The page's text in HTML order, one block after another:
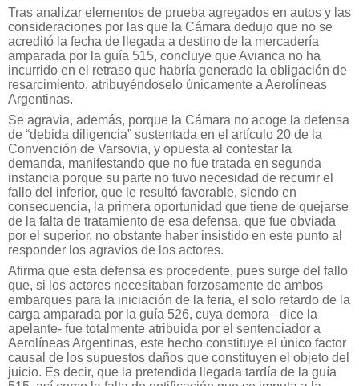
Tras analizar elementos de prueba agregados en autos y las
consideraciones por las que la Cámara dedujo que no se
acreditó la fecha de llegada a destino de la mercadería
amparada por la guía 515, concluye que Avianca no ha
incurrido en el retraso que habría generado la obligación de
resarcimiento, atribuyéndoselo únicamente a Aerolíneas
Argentinas.
Se agravia, además, porque la Cámara no acoge la defensa
de “debida diligencia” sustentada en el artículo 20 de la
Convención de Varsovia, y opuesta al contestar la
demanda, manifestando que no fue tratada en segunda
instancia porque su parte no tuvo necesidad de recurrir el
fallo del inferior, que le resultó favorable, siendo en
consecuencia, la primera oportunidad que tiene de quejarse
de la falta de tratamiento de esa defensa, que fue obviada
por el superior, no obstante haber insistido en este punto al
responder los agravios de los actores.
Afirma que esta defensa es procedente, pues surge del fallo
que, si los actores necesitaban forzosamente de ambos
embarques para la iniciación de la feria, el solo retardo de la
carga amparada por la guía 526, cuya demora –dice la
apelante- fue totalmente atribuida por el sentenciador a
Aerolíneas Argentinas, este hecho constituye el único factor
causal de los supuestos daños que constituyen el objeto del
juicio. Es decir, que la pretendida llegada tardía de la guía